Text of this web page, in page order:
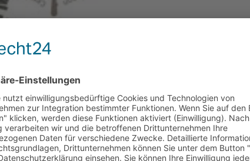
Artikelnummer:30870
Babymode,Cool Club ,
Max